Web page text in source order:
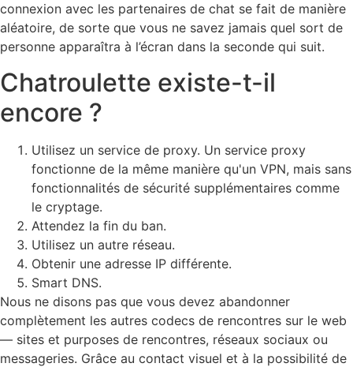
connexion avec les partenaires de chat se fait de manière
aléatoire, de sorte que vous ne savez jamais quel sort de
personne apparaîtra à l’écran dans la seconde qui suit.
Chatroulette existe-t-il
encore ?
Utilisez un service de proxy. Un service proxy
fonctionne de la même manière qu'un VPN, mais sans
fonctionnalités de sécurité supplémentaires comme
le cryptage.
Attendez la fin du ban.
Utilisez un autre réseau.
Obtenir une adresse IP différente.
Smart DNS.
Nous ne disons pas que vous devez abandonner
complètement les autres codecs de rencontres sur le web
— sites et purposes de rencontres, réseaux sociaux ou
messageries. Grâce au contact visuel et à la possibilité de